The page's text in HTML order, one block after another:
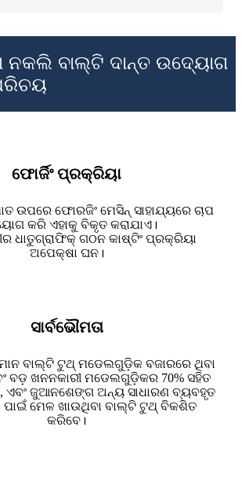
ବାଲ୍ଟି ଦାନ୍ତ ଉଦ୍ୟୋଗ
ଫୋର୍ଜିଂ ପ୍ରକ୍ରିୟା
ଉପରେ ଫୋରଜିଂ ମେସିନ୍ ସାହାଯ୍ୟରେ ଚାପ
କରି ଏହାକୁ ବିକୃତ କରାଯାଏ।
ଧାତୁଗ୍ରାଫିକ୍ ଗଠନ କାଷ୍ଟିଂ ପ୍ରକ୍ରିୟା
ଅପେକ୍ଷା ଘନ।
ସାର୍ବଭୌମତା
ବାଲ୍ଟି ଟୁଥ୍ ମଡେଲଗୁଡ଼ିକ ବଜାରରେ ଥିବା
ବଡ଼ ଖନନକାରୀ ମଡେଲଗୁଡ଼ିକର 70% ସହିତ
ଏବଂ ଜୁଆନଶେଙ୍ଗ ଅନ୍ୟ ସାଧାରଣ ବ୍ୟବହୃତ
ମେଳ ଖାଉଥିବା ବାଲ୍ଟି ଟୁଥ୍ ବିକଶିତ
କରିବେ।